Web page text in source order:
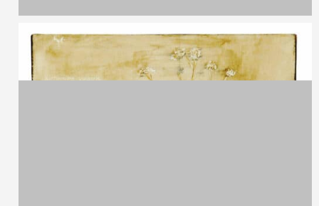
Emilio Tadini,1927 - 2002
Serigrafia P.A.
49 x 68 cm